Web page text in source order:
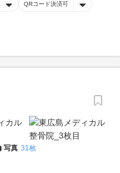
QRコード決済可
写真 31枚